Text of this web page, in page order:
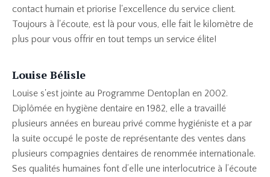
contact humain et priorise l'excellence du service client.
Toujours à l'écoute, est là pour vous, elle fait le kilomètre de
plus pour vous offrir en tout temps un service élite!
Louise Bélisle
Louise s'est jointe au Programme Dentoplan en 2002.
Diplômée en hygiène dentaire en 1982, elle a travaillé
plusieurs années en bureau privé comme hygiéniste et a par
la suite occupé le poste de représentante des ventes dans
plusieurs compagnies dentaires de renommée internationale.
Ses qualités humaines font d’elle une interlocutrice à l’écoute